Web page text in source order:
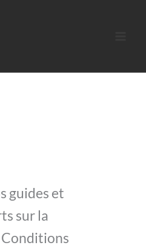
guides et
sur la